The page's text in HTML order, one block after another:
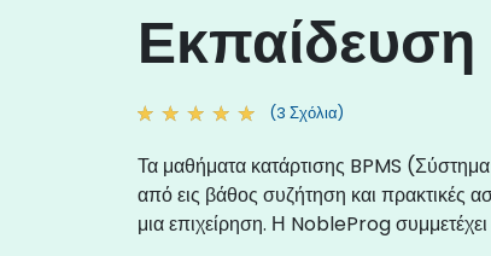
(3 Σχόλια)
Τα μαθήματα κατάρτισης BPMS
από εις βάθος συζήτηση και πρακτικές
μια επιχείρηση. Η NobleProg